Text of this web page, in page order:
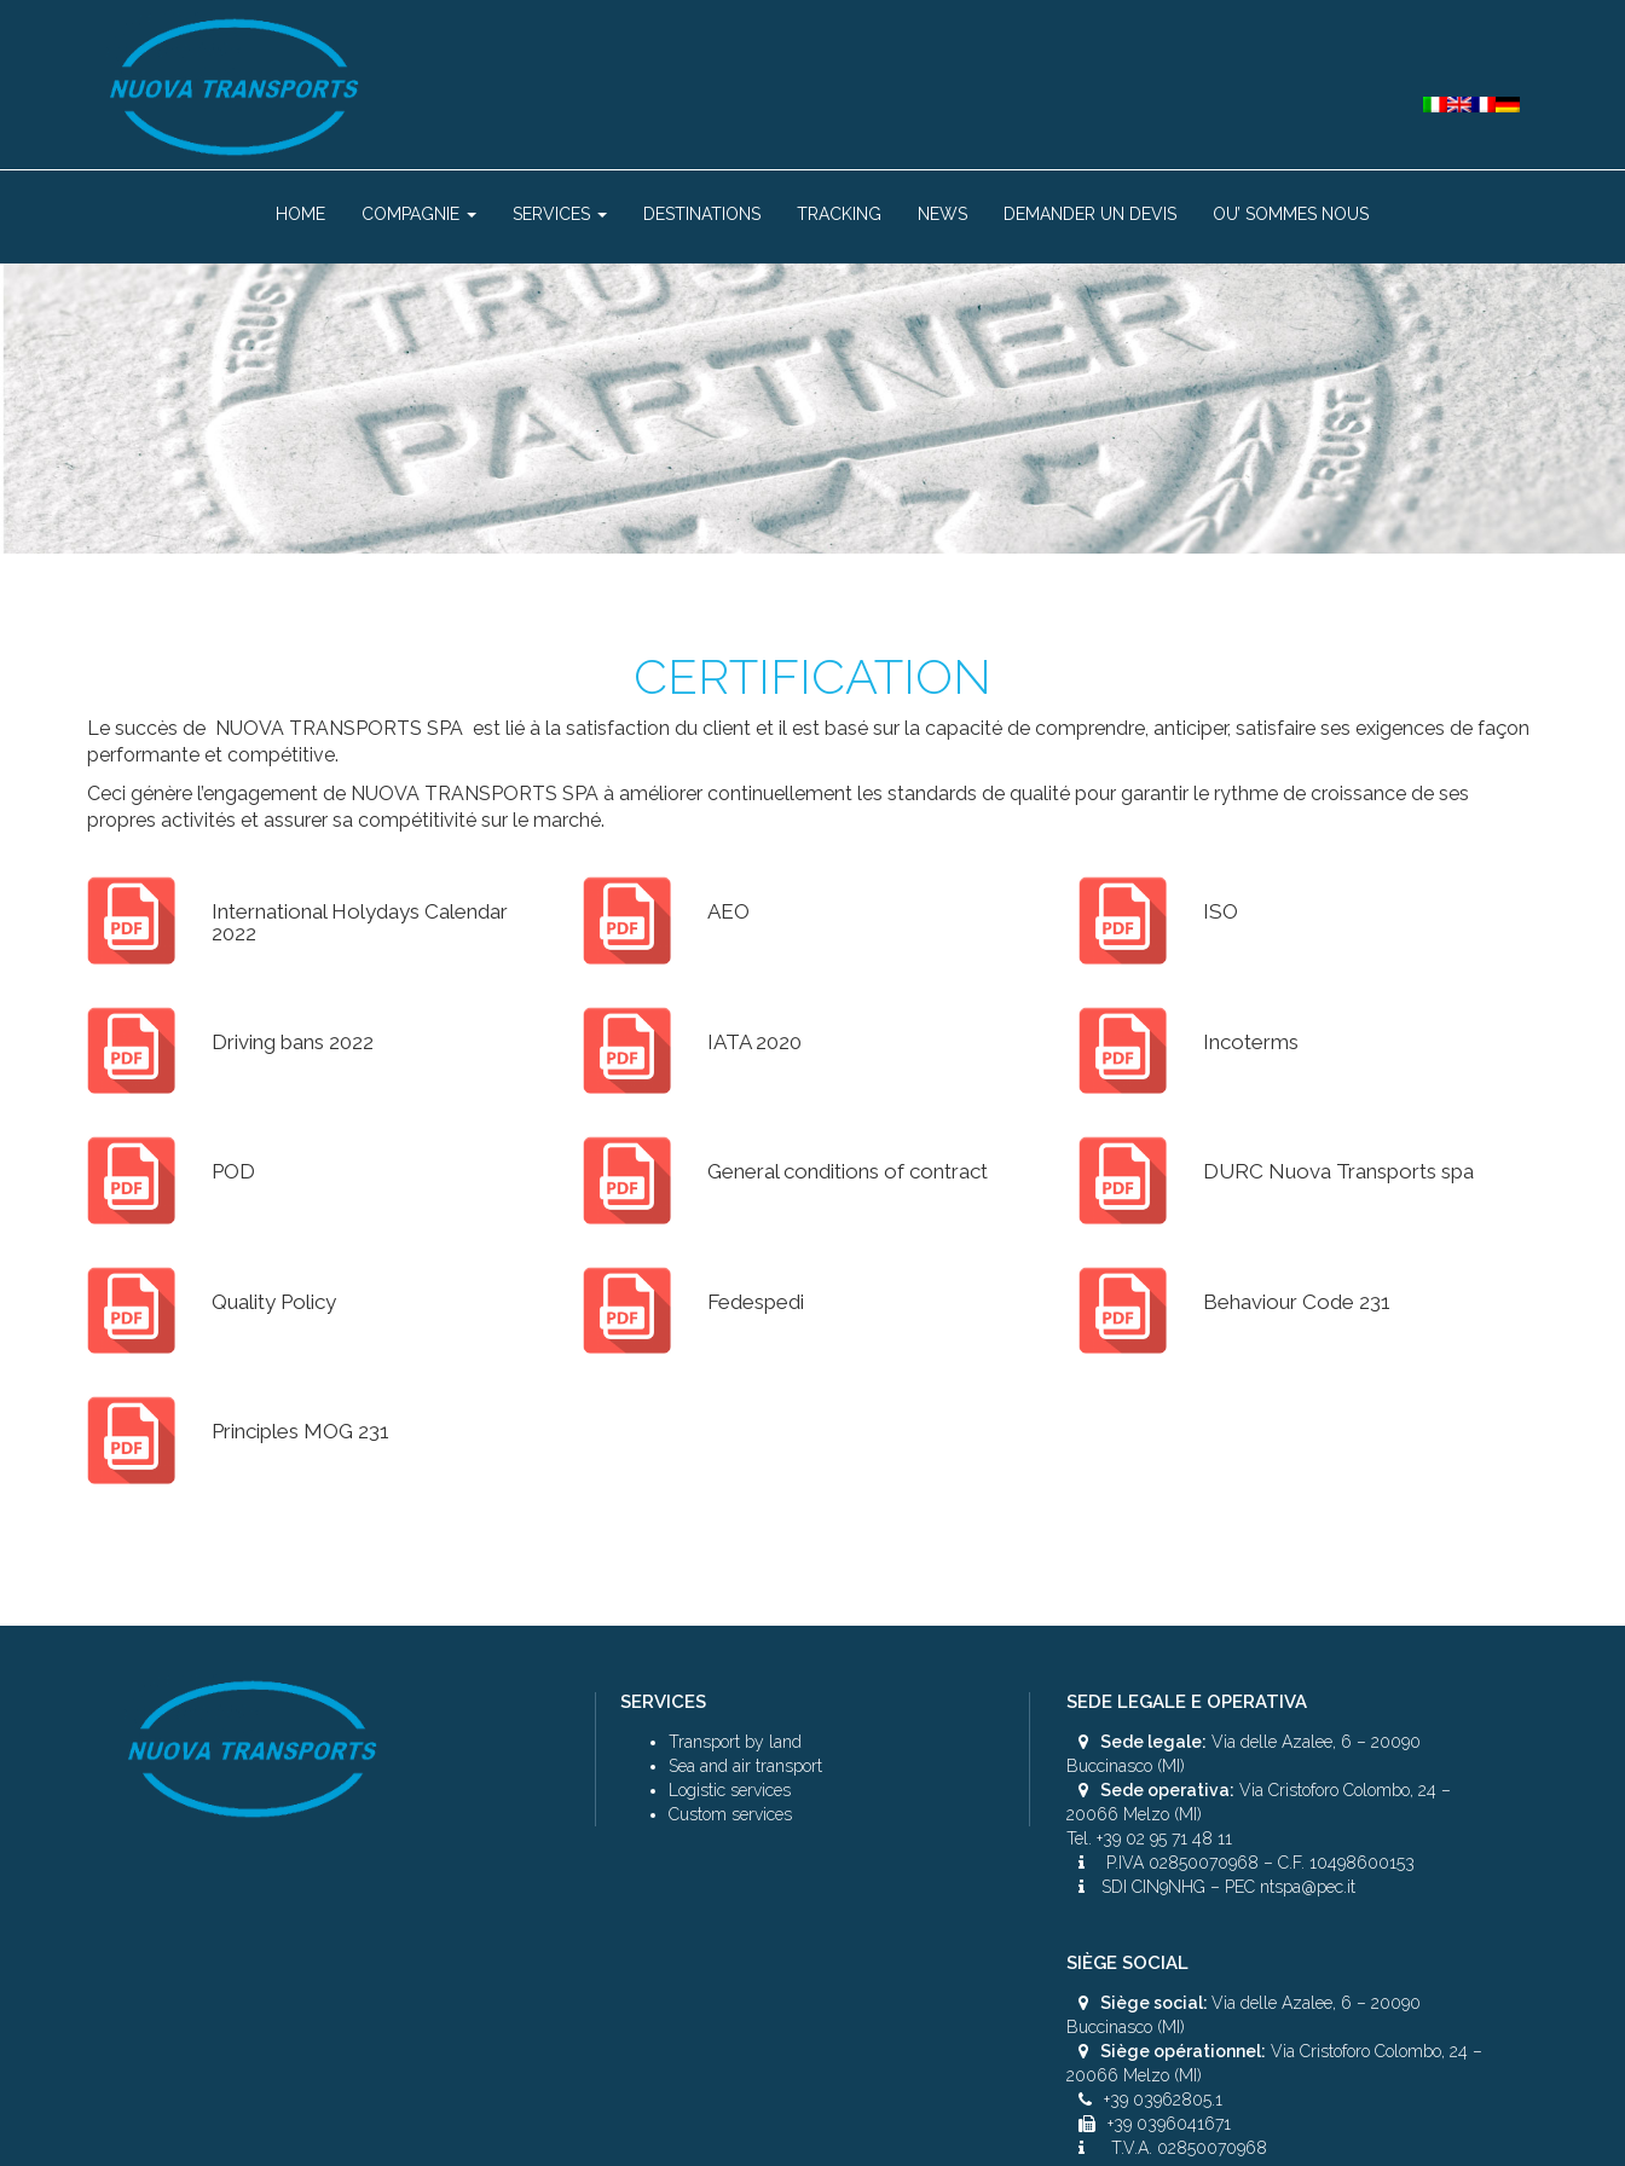
HOME COMPAGNIE SERVICES DESTINATIONS TRACKING NEWS DEMANDER UN DEVIS OU’ SOMMES NOUS
CERTIFICATION
Le succès de NUOVA TRANSPORTS SPA est lié à la satisfaction du client et il est basé sur la capacité de comprendre, anticiper, satisfaire ses exigences de façon
performante et compétitive.
Ceci génère l’engagement de NUOVA TRANSPORTS SPA à améliorer continuellement les standards de qualité pour garantir le rythme de croissance de ses
propres activités et assurer sa compétitivité sur le marché.
International Holydays Calendar
2022
AEO ISO
Driving bans 2022 IATA 2020 Incoterms
POD General conditions of contract DURC Nuova Transports spa
Quality Policy Fedespedi Behaviour Code 231
Principles MOG 231
SERVICES
Transport by land
Sea and air transport
Logistic services
Custom services
SEDE LEGALE E OPERATIVA
Sede legale: Via delle Azalee, 6 – 20090
Buccinasco (MI)
Sede operativa: Via Cristoforo Colombo, 24 –
20066 Melzo (MI)
Tel. +39 02 95 71 48 11
P.IVA 02850070968 – C.F. 10498600153
SDI CIN9NHG – PEC ntspa@pec.it
SIÈGE SOCIAL
Siège social: Via delle Azalee, 6 – 20090
Buccinasco (MI)
Siège opérationnel: Via Cristoforo Colombo, 24 –
20066 Melzo (MI)
+39 03962805.1
+39 0396041671
T.V.A. 02850070968